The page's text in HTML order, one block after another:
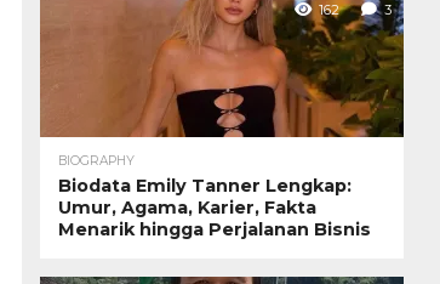
162 3
BIOGRAPHY
Biodata Emily Tanner Lengkap:
Umur, Agama, Karier, Fakta
Menarik hingga Perjalanan Bisnis